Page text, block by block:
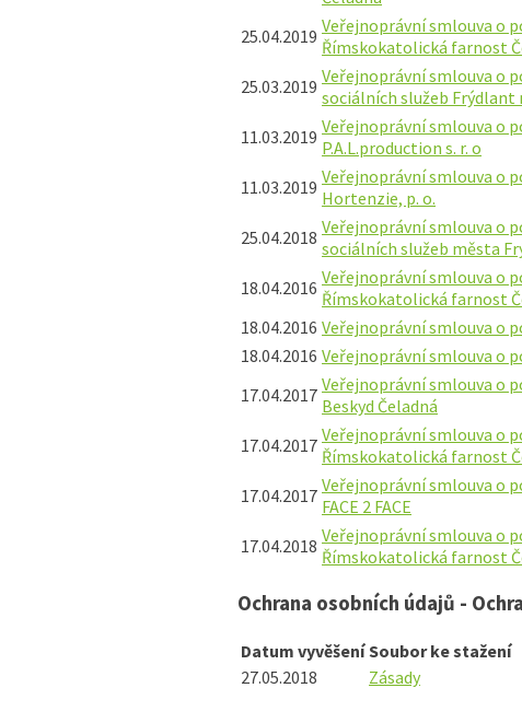
25.04.2019 Veřejnoprávní smlouva o
Římskokatolická farnost
25.03.2019 Veřejnoprávní smlouva o
sociálních služeb Frýdlant
11.03.2019 Veřejnoprávní smlouva o
P.A.L.production s. r. o
11.03.2019 Veřejnoprávní smlouva o
Hortenzie, p. o.
25.04.2018 Veřejnoprávní smlouva o
sociálních služeb města
18.04.2016 Veřejnoprávní smlouva o
Římskokatolická farnost
18.04.2016 Veřejnoprávní smlouva o
18.04.2016 Veřejnoprávní smlouva o
17.04.2017 Veřejnoprávní smlouva o
Beskyd Čeladná
17.04.2017 Veřejnoprávní smlouva o
Římskokatolická farnost
17.04.2017 Veřejnoprávní smlouva o
FACE 2 FACE
17.04.2018 Veřejnoprávní smlouva o
Římskokatolická farnost
Ochrana osobních údajů -
Datum vyvěšení Soubor ke stažení
27.05.2018
Zásady